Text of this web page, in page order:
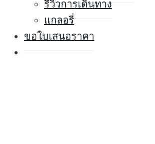
รีวิวการเดินทาง
แกลอรี่
ขอใบเสนอราคา